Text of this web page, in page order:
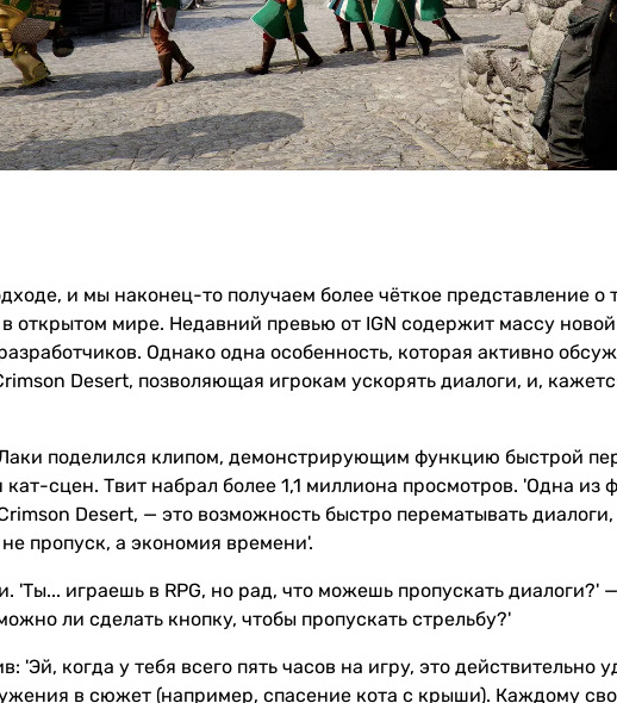
и мы наконец-то получаем более чёткое представление о
открытом мире. Недавний превью от IGN содержит массу
Однако одна особенность, которая активно
Desert, позволяющая игрокам ускорять диалоги, и,
поделился клипом, демонстрирующим функцию быстрой
сцен. Твит набрал более 1,1 миллиона просмотров. 'Одна из
Desert, — это возможность быстро перематывать
пропуск, а экономия времени'.
'Ты... играешь в RPG, но рад, что можешь пропускать
ли сделать кнопку, чтобы пропускать стрельбу?'
'Эй, когда у тебя всего пять часов на игру, это действительно
в сюжет (например, спасение кота с крыши). Каждому